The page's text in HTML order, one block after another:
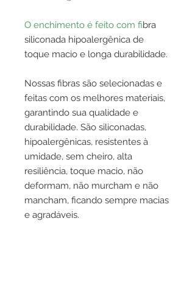
O enchimento é feito com fibra
siliconada hipoalergênica de
toque macio e longa durabilidade.
Nossas fibras são selecionadas e
feitas com os melhores materiais,
garantindo sua qualidade e
durabilidade. São siliconadas,
hipoalergênicas, resistentes à
umidade, sem cheiro, alta
resiliência, toque macio, não
deformam, não murcham e não
mancham, ficando sempre macias
e agradáveis.